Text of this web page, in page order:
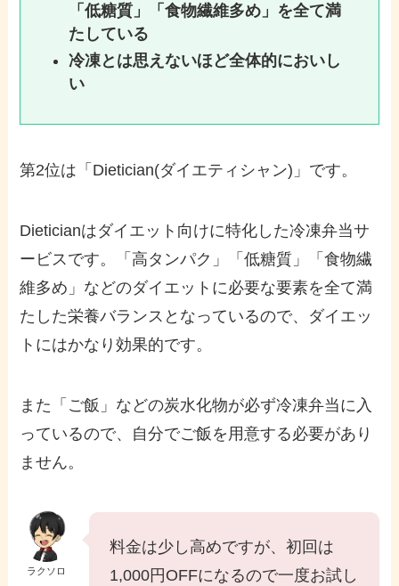
「低糖質」「食物繊維多め」を全て満
たしている
冷凍とは思えないほど全体的においし
い
第2位は「Dietician(ダイエティシャン)」です。
Dieticianはダイエット向けに特化した冷凍弁当サ
ービスです。「高タンパク」「低糖質」「食物繊
維多め」などのダイエットに必要な要素を全て満
たした栄養バランスとなっているので、ダイエッ
トにはかなり効果的です。
また「ご飯」などの炭水化物が必ず冷凍弁当に入
っているので、自分でご飯を用意する必要があり
ません。
ラクソロ
料金は少し高めですが、初回は
1,000円OFFになるので一度お試し